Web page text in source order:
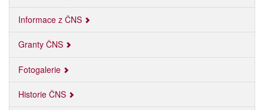
Informace z ČNS
Granty ČNS
Fotogalerie
Historie ČNS